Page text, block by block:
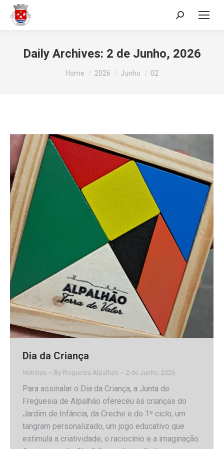
Search:
Daily Archives: 2 de Junho, 2026
You are here:
Home 2026 Junho 02
Dia da Criança
Notícias By Freguesia Alpalhao 2 de Junho, 2026
Para assinalar o Dia da Criança, a Junta de
Freguesia de Alpalhão ofereceu às crianças do
Jardim de Infância, da Creche e do 1º ciclo, um
tangram personalizado, um jogo educativo que
estimula a criatividade, o raciocínio e a imaginação.